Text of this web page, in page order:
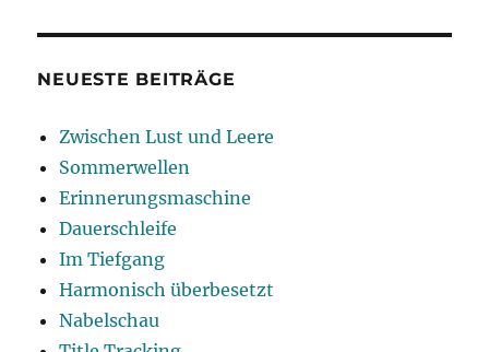
NEUESTE BEITRÄGE
Zwischen Lust und Leere
Sommerwellen
Erinnerungsmaschine
Dauerschleife
Im Tiefgang
Harmonisch überbesetzt
Nabelschau